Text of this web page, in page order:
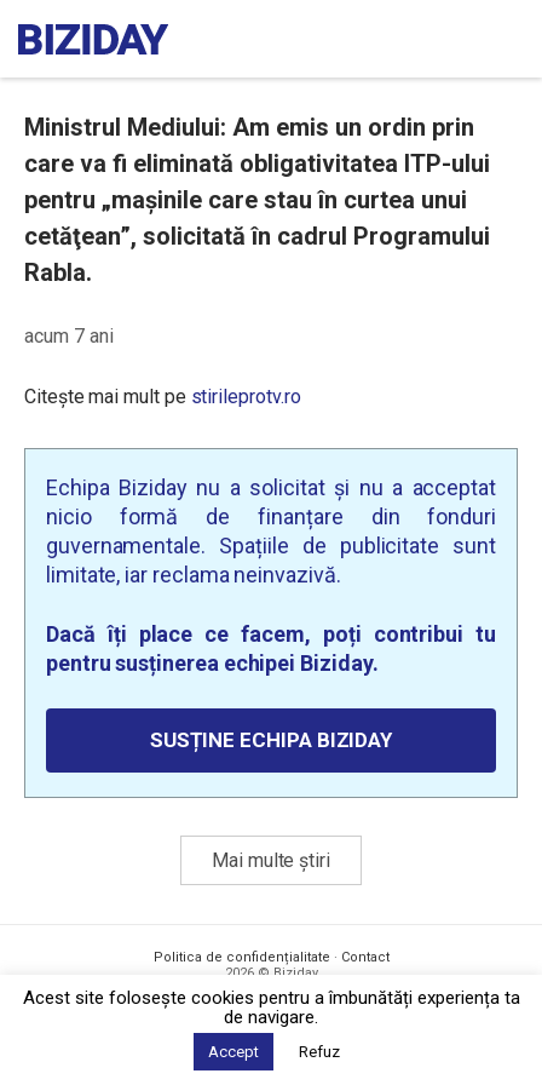
Ministrul Mediului: Am emis un ordin prin
care va fi eliminată obligativitatea ITP-ului
pentru „mașinile care stau în curtea unui
cetăţean”, solicitată în cadrul Programului
Rabla.
acum 7 ani
Citește mai mult pe stirileprotv.ro
Echipa Biziday nu a solicitat și nu a acceptat
nicio formă de finanțare din fonduri
guvernamentale. Spațiile de publicitate sunt
limitate, iar reclama neinvazivă.
Dacă îți place ce facem, poți contribui tu
pentru susținerea echipei Biziday.
SUSȚINE ECHIPA BIZIDAY
Mai multe știri
Politica de confidențialitate · Contact
2026 © Biziday
Acest site foloseşte cookies pentru a îmbunătăți experiența ta
de navigare.
Accept Refuz